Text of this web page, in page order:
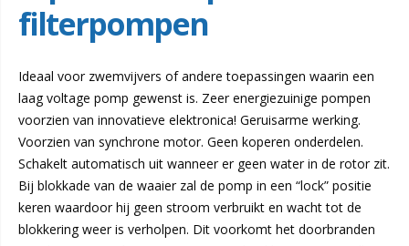
filterpompen
Ideaal voor zwemvijvers of andere toepassingen waarin een
laag voltage pomp gewenst is. Zeer energiezuinige pompen
voorzien van innovatieve elektronica! Geruisarme werking.
Voorzien van synchrone motor. Geen koperen onderdelen.
Schakelt automatisch uit wanneer er geen water in de rotor zit.
Bij blokkade van de waaier zal de pomp in een “lock” positie
keren waardoor hij geen stroom verbruikt en wacht tot de
blokkering weer is verholpen. Dit voorkomt het doorbranden